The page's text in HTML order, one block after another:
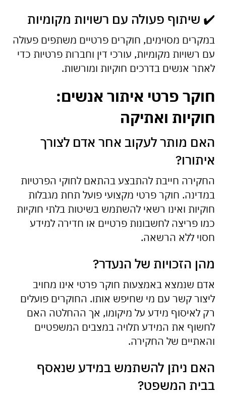
✔️ שיתוף פעולה עם רשויות מקומיות
במקרים מסוימים, חוקרים פרטיים משתפים פעולה
עם רשויות מקומיות, עורכי דין וחברות פרטיות כדי
לאתר אנשים בדרכים חוקיות ומורשות.
חוקר פרטי איתור אנשים:
חוקיות ואתיקה
האם מותר לעקוב אחר אדם לצורך
איתורו?
החקירה חייבת להתבצע בהתאם לחוקי הפרטיות
במדינה. חוקר פרטי מקצועי פועל תחת מגבלות
חוקיות ואינו רשאי להשתמש בשיטות בלתי חוקיות
כמו פריצה לחשבונות פרטיים או חדירה למידע
חסוי ללא הרשאה.
מהן הזכויות של הנעדר?
אדם שנמצא באמצעות חוקר פרטי אינו מחויב
ליצור קשר עם מי שחיפש אותו. החוקרים פועלים
רק לאיסוף מידע על מיקומו, אך ההחלטה האם
לחשוף את המידע תלויה במצבים המשפטיים
והאתיים של החקירה.
האם ניתן להשתמש במידע שנאסף
בבית המשפט?